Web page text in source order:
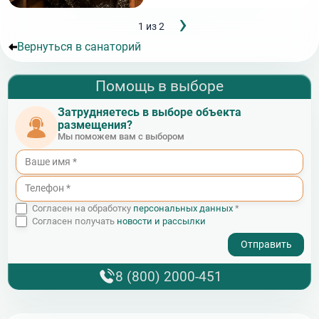
1 из 2 страница
›
Вернуться в санаторий
Помощь в выборе
Затрудняетесь в выборе объекта
размещения?
Мы поможем вам с выбором
Согласен на обработку персональных данных *
Согласен получать новости и рассылки
8 (800) 2000-451